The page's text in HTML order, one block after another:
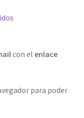
con el enlace
para poder